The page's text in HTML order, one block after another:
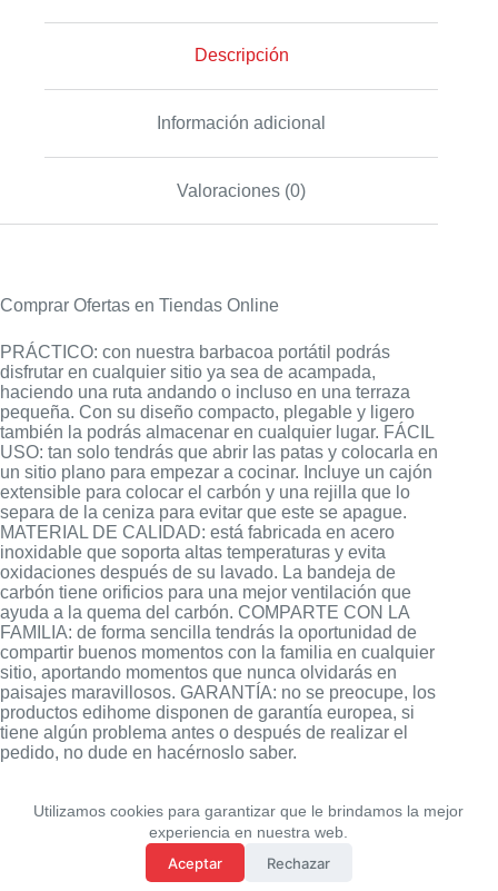
Utilizamos cookies para garantizar que le brindamos la mejor
experiencia en nuestra web.
Aceptar
Rechazar
Descripción
Información adicional
Valoraciones (0)
Comprar Ofertas en Tiendas Online
PRÁCTICO: con nuestra barbacoa portátil podrás
disfrutar en cualquier sitio ya sea de acampada,
haciendo una ruta andando o incluso en una terraza
pequeña. Con su diseño compacto, plegable y ligero
también la podrás almacenar en cualquier lugar. FÁCIL
USO: tan solo tendrás que abrir las patas y colocarla en
un sitio plano para empezar a cocinar. Incluye un cajón
extensible para colocar el carbón y una rejilla que lo
separa de la ceniza para evitar que este se apague.
MATERIAL DE CALIDAD: está fabricada en acero
inoxidable que soporta altas temperaturas y evita
oxidaciones después de su lavado. La bandeja de
carbón tiene orificios para una mejor ventilación que
ayuda a la quema del carbón. COMPARTE CON LA
FAMILIA: de forma sencilla tendrás la oportunidad de
compartir buenos momentos con la familia en cualquier
sitio, aportando momentos que nunca olvidarás en
paisajes maravillosos. GARANTÍA: no se preocupe, los
productos edihome disponen de garantía europea, si
tiene algún problema antes o después de realizar el
pedido, no dude en hacérnoslo saber.